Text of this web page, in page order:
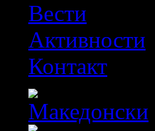
Вести
Активности
Контакт